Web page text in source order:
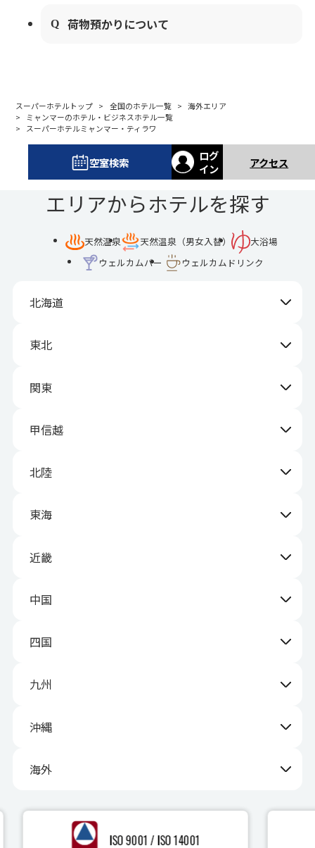
荷物預かりについて
スーパーホテルトップ 全国のホテル一覧
海外エリア
ミャンマーのホテル・ビジネスホテル一覧
スーパーホテルミャンマー・ティラワ
空室検索
ログ
イン
アクセス
エリアからホテルを探す
天然温泉 天然温泉（男女入替）
大浴場
ウェルカムバー
ウェルカムドリンク
北海道
東北
関東
甲信越
北陸
東海
近畿
中国
四国
九州
沖縄
海外